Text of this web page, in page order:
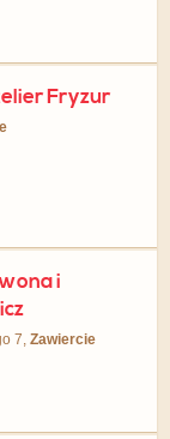
Fryzur
i
7,Zawiercie